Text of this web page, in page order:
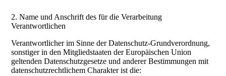
2. Name und Anschrift des für die Verarbeitung
Verantwortlichen
Verantwortlicher im Sinne der Datenschutz-Grundverordnung,
sonstiger in den Mitgliedstaaten der Europäischen Union
geltenden Datenschutzgesetze und anderer Bestimmungen mit
datenschutzrechtlichem Charakter ist die: